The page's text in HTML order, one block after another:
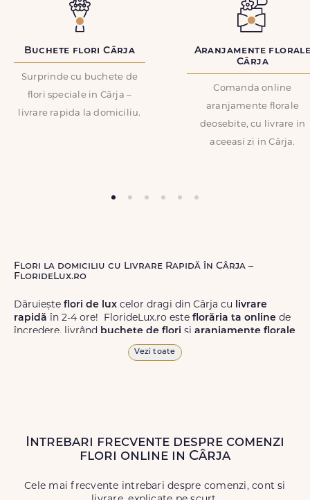
Buchete flori Cârja
Surprinde cu buchete de
flori speciale in Cârja –
livrare rapida la domiciliu.
Aranjamente
Cârja
Comanda online
aranjamente florale
deosebite, cu livrare in
aceeasi zi in Cârja.
Flori la domiciliu cu Livrare Rapidă în Cârja –
FlorideLux.ro
Dăruiește flori de lux celor dragi din Cârja cu livrare
rapidă în 2-4 ore! FlorideLux.ro este florăria ta online de
încredere, livrând buchete de flori și aranjamente florale
de calitate superioară în Cârja și în toată România.
Livrăm buchete de florichiar și în weekend, pentru ca tu
să poți adresa un gest frumos atunci când ai nevoie.
Vezi toate
Intrebari frecvente despre comenzi
flori online in Cârja
Cele mai frecvente intrebari despre comenzi, cont si